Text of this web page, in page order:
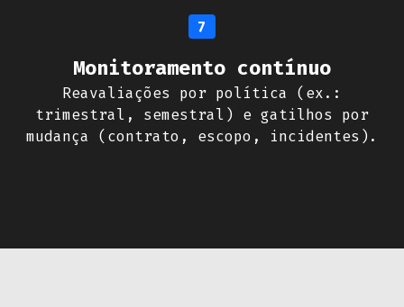
7
Monitoramento contínuo
Reavaliações por política (ex.:
trimestral, semestral) e gatilhos por
mudança (contrato, escopo, incidentes).